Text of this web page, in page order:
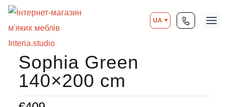
UA
Sophia Green
140×200 cm